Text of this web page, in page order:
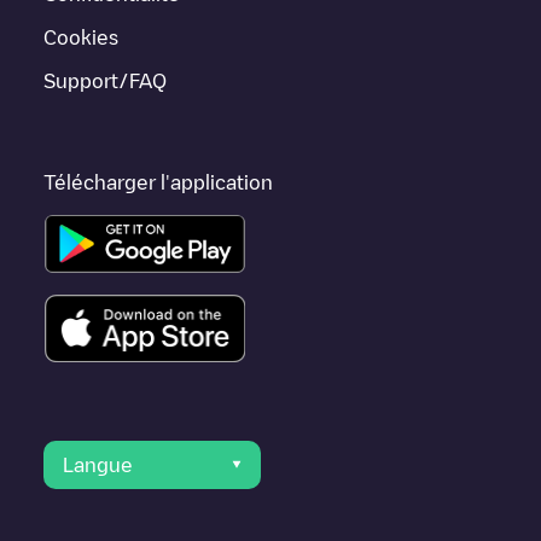
trouvent dans
Cookies
Support/FAQ
Télécharger l'application
Langue